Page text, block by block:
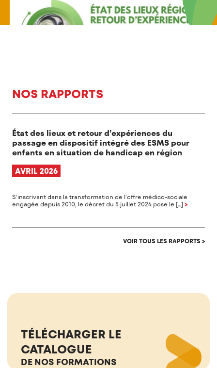
NOS RAPPORTS
État des lieux et retour d’expériences du
passage en dispositif intégré des ESMS pour
enfants en situation de handicap en région
AVRIL 2026
S’inscrivant dans la transformation de l’offre médico-sociale
engagée depuis 2010, le décret du 5 juillet 2024 pose le […]>
VOIR TOUS LES RAPPORTS >
TÉLÉCHARGER LE
CATALOGUE
DE NOS FORMATIONS